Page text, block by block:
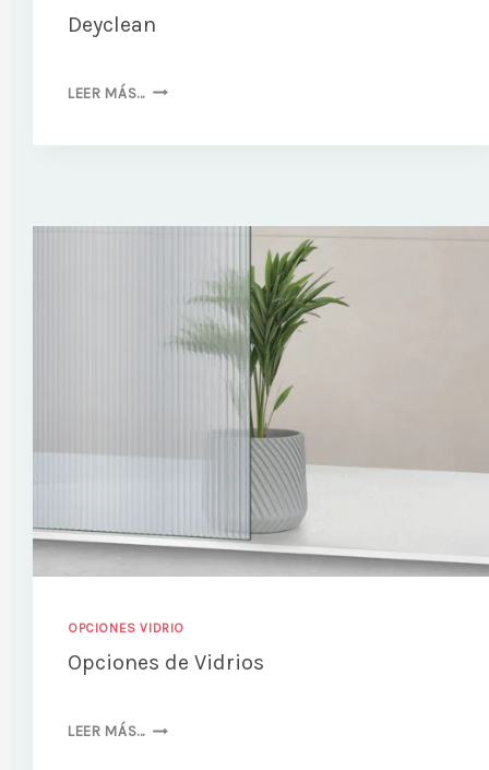
Deyclean
LEER MÁS… DEYCLEAN
OPCIONES VIDRIO
Opciones de Vidrios
LEER MÁS… OPCIONES